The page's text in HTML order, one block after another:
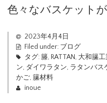
色々なバスケット
2023年4月4日
Filed under: ブログ
タグ:籐, RATTAN, 大和籘
ン, ダイワラタン, ラタンバス
かご, 籘材料
inoue